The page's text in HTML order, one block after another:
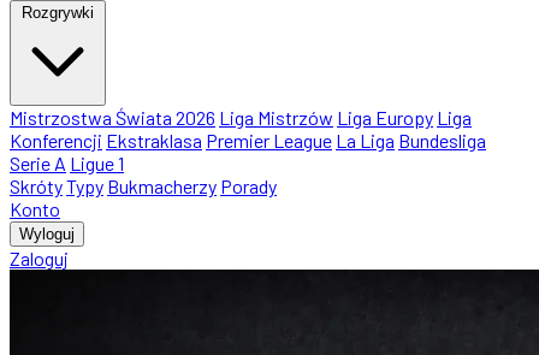
Rozgrywki
Mistrzostwa Świata 2026 Liga Mistrzów Liga Europy Liga
Konferencji Ekstraklasa Premier League La Liga Bundesliga
Serie A Ligue 1
SkrótyTypy Bukmacherzy Porady
Konto
Wyloguj
Zaloguj